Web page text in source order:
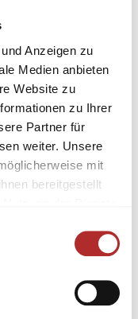
Anzeigen zu
Medien anbieten
Website zu
zu Ihrer
Partner für
weiter. Unsere
mit
bereitgestellt